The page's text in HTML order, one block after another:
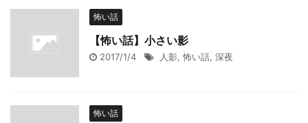
怖い話
【怖い話】小さい影
2017/1/4 人影, 怖い話, 深夜
怖い話